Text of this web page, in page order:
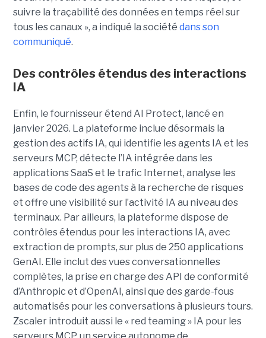
suivre la traçabilité des données en temps réel sur
tous les canaux », a indiqué la société dans son
communiqué.
Des contrôles étendus des interactions
IA
Enfin, le fournisseur étend AI Protect, lancé en
janvier 2026. La plateforme inclue désormais la
gestion des actifs IA, qui identifie les agents IA et les
serveurs MCP, détecte l’IA intégrée dans les
applications SaaS et le trafic Internet, analyse les
bases de code des agents à la recherche de risques
et offre une visibilité sur l’activité IA au niveau des
terminaux. Par ailleurs, la plateforme dispose de
contrôles étendus pour les interactions IA, avec
extraction de prompts, sur plus de 250 applications
GenAI. Elle inclut des vues conversationnelles
complètes, la prise en charge des API de conformité
d’Anthropic et d’OpenAI, ainsi que des garde-fous
automatisés pour les conversations à plusieurs tours.
Zscaler introduit aussi le « red teaming » IA pour les